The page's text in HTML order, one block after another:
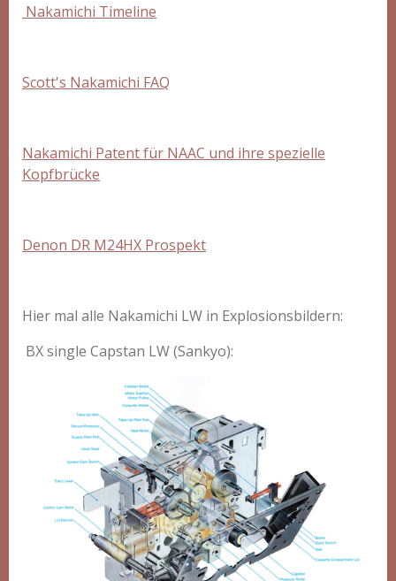
Nakamichi Timeline
Scott's Nakamichi FAQ
Nakamichi Patent für NAAC und ihre spezielle
Kopfbrücke
Denon DR M24HX Prospekt
Hier mal alle Nakamichi LW in Explosionsbildern:
BX single Capstan LW (Sankyo):